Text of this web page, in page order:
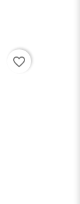
favorite_border